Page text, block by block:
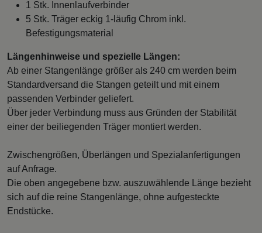
1 Stk. Innenlaufverbinder
5 Stk. Träger eckig 1-läufig Chrom inkl.
Befestigungsmaterial
Längenhinweise und spezielle Längen:
Ab einer Stangenlänge größer als 240 cm werden beim
Standardversand die Stangen geteilt und mit einem
passenden Verbinder geliefert.
Über jeder Verbindung muss aus Gründen der Stabilität
einer der beiliegenden Träger montiert werden.
Zwischengrößen, Überlängen und Spezialanfertigungen
auf Anfrage.
Die oben angegebene bzw. auszuwählende Länge bezieht
sich auf die reine Stangenlänge, ohne aufgesteckte
Endstücke.